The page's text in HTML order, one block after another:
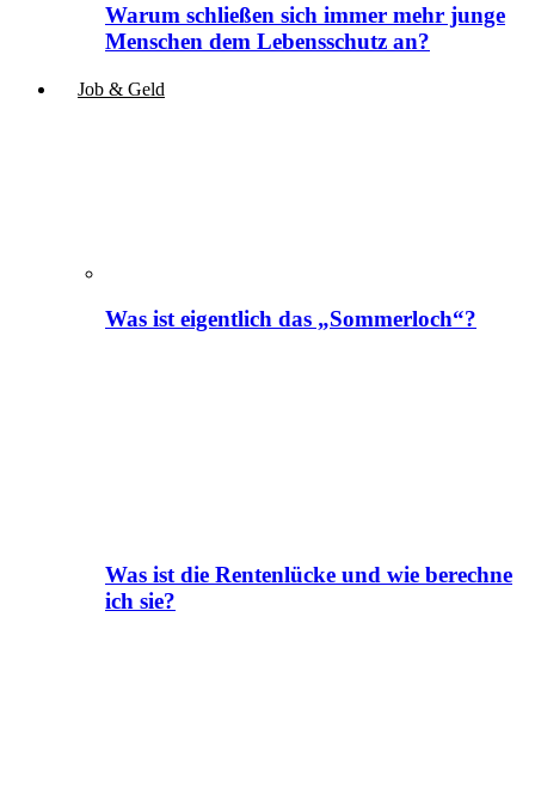
Warum schließen sich immer mehr junge
Menschen dem Lebensschutz an?
Job & Geld
Was ist eigentlich das „Sommerloch“?
Was ist die Rentenlücke und wie berechne
ich sie?